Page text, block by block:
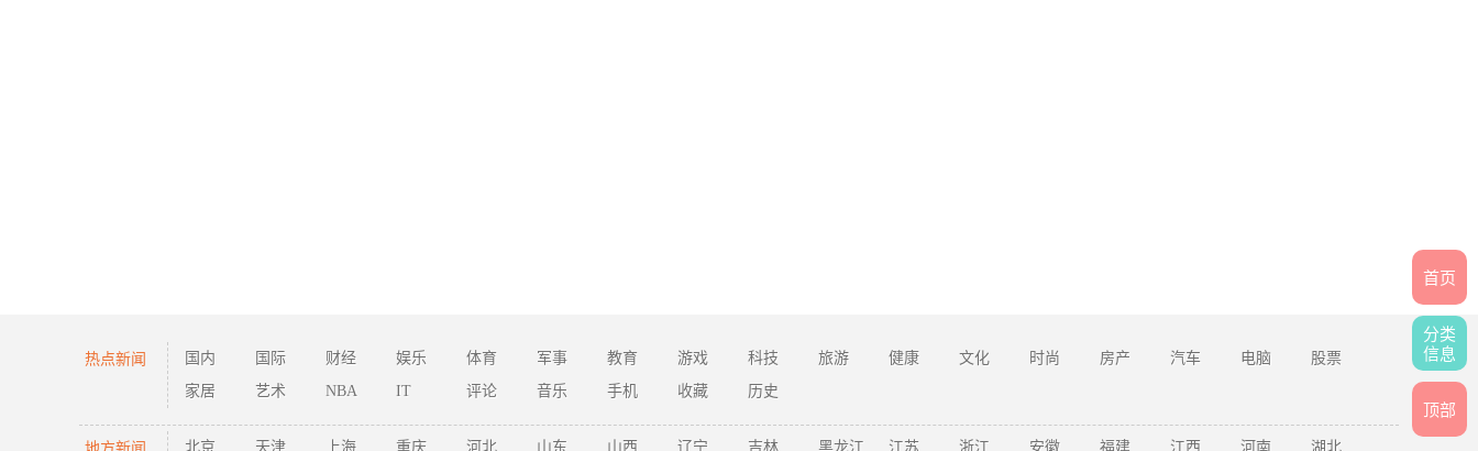
首页
分类
信息
顶部
热点新闻 国内 国际 财经 娱乐 体育 军事 教育 游戏 科技 旅游 健康 文化 时尚 房产 汽车 电脑
股票
家居
艺术 NBA IT 评论 音乐 手机 收藏 历史
北京 天津 上海 重庆 河北 山东 山西 辽宁 吉林 黑龙江 江苏 浙江 安徽 福建 江西 河南 湖北